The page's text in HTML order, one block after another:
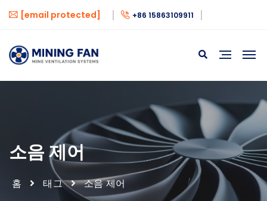
[email protected] +86 15863109911
소음 제어
홈 태그 소음 제어